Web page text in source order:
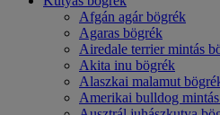
Afgán agár bögrék
Agaras bögrék
Airedale terrier mintás
Akita inu bögrék
Alaszkai malamut
Amerikai bulldog